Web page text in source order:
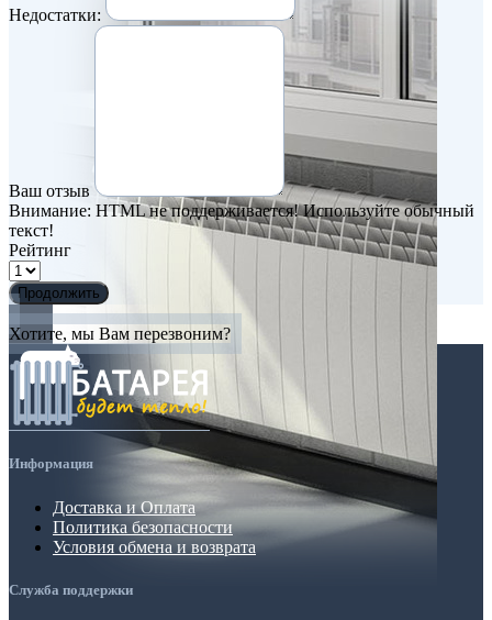
Недостатки:
Ваш отзыв
Внимание: HTML не поддерживается! Используйте обычный
текст!
Рейтинг
Продолжить
Хотите, мы Вам перезвоним?
Информация
Доставка и Оплата
Политика безопасности
Условия обмена и возврата
Служба поддержки